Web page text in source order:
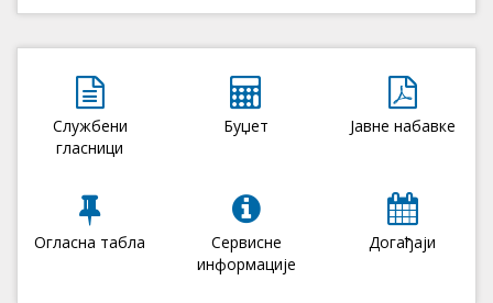
Службени
гласници
Буџет Јавне набавке
Огласна табла
Сервисне
информације
Догађаји